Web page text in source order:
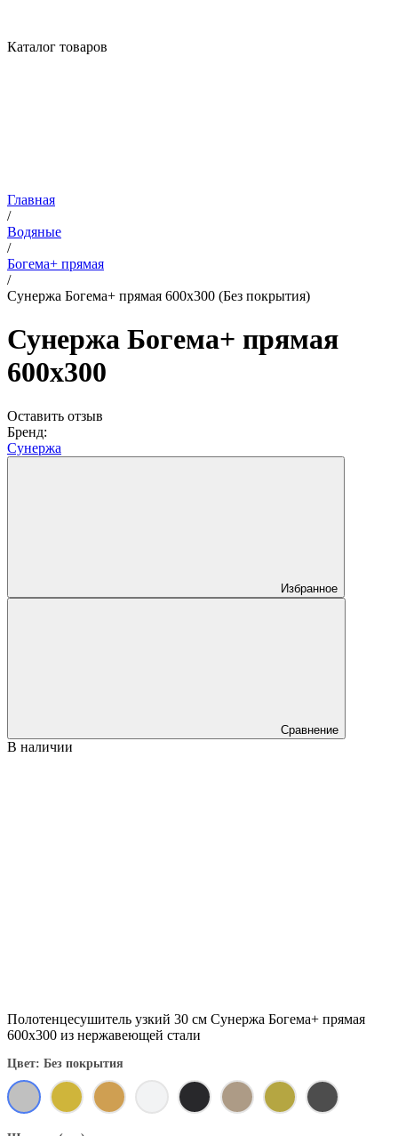
Каталог товаров
Главная
/
Водяные
/
Богема+ прямая
/
Сунержа Богема+ прямая 600х300 (Без покрытия)
Сунержа Богема+ прямая
600x300
Оставить отзыв
Бренд:
Сунержа
Избранное
Сравнение
В наличии
Полотенцесушитель узкий 30 см Сунержа Богема+ прямая
600x300 из нержавеющей стали
Цвет: Без покрытия